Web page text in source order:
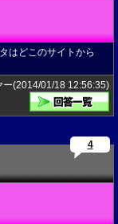
はどこのサイトから
ー(2014/01/18 12:56:35)
4